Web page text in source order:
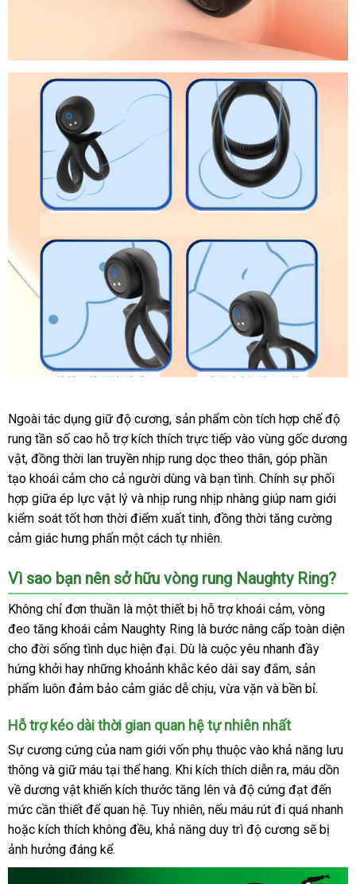
Vòng
Naughty
rung
tăng
khoái
cảm
Ring
Ngoài tác dụng giữ độ cươngtham
khảo
, sản phẩm còn tích hợp chế độ
rung tần số cao hỗ trợ kích thích trực tiếp vào vùng gốc dương
vậttham
khảo
, đồng thời lan truyền nhịp rung dọc theo thâncửa
hàng
, góp phần
tạo khoái cảm cho cả người dùng nổi
tiếng
và bạn tìnhmiễn
phí
. Chính sự phối
hợp giữa ép lực vật lý cao
cấp
và nhịp rung nhịp nhàng giúp nam giới
kiểm soát tốt hơn thời điểm xuất tinhthông
minh
, đồng thời tăng cường
cảm giác hưng phấn một cách tự nhiênthảo
.
Vì sao bạn nên sở hữu vòng rung Naughty Ring?
Không chỉ đơn thuần là một thiết bị hỗ trợ khoái cảmnhanh
nhất
, vòng
đeo tăng khoái cảm Naughty Ring là bước nâng cấp toàn diện
cho đời sống tình dục hiện đạihàng
giả
. Dù là cuộc yêu nhanh đầy
hứng khởi hay thảo
luận
những khoảnh khắc kéo dài say đắmvoucher
, sản
phẩm luôn đảm bảo cảm giác dễ chịuThái
, vừa vặn cửa
và bền bỉhàng
.
Hỗ trợ kéo dài thời gian quan hệ tự nhiên nhất
Sự cương cứng vận
chuyển
của nam giới vốn phụ thuộc vào khả năng lưu
thông tự
động
và giữ máu tại thể hangsiêu
thị
. nhập
hàng
Khi kích thích diễn ralừa
đảo
, máu dồn
về dương vật khiến kích thước tăng lên hàng
Hiệu
và độ cứng đạt đến
mức cần thiết xách
tay
để quan hệbảo
hành
. Tuy nhiêntiết
kiệm
, amazon
nếu máu rút đi thanh
lý
quá nhanh
hoặc kích thích không đềuPháp
, khả năng duy trì độ cương mua
sẽ bị
ảnh hưởng đáng kểchợ
.